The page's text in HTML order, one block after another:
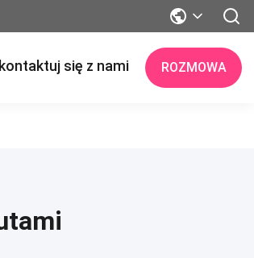
się z nami ROZMOWA